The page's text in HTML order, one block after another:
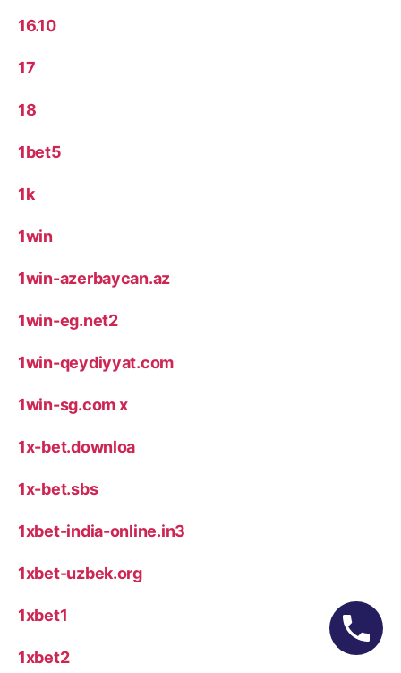
16.10
17
18
1bet5
1k
1win
1win-azerbaycan.az
1win-eg.net2
1win-qeydiyyat.com
1win-sg.com x
1x-bet.downloa
1x-bet.sbs
1xbet-india-online.in3
1xbet-uzbek.org
1xbet1
1xbet2